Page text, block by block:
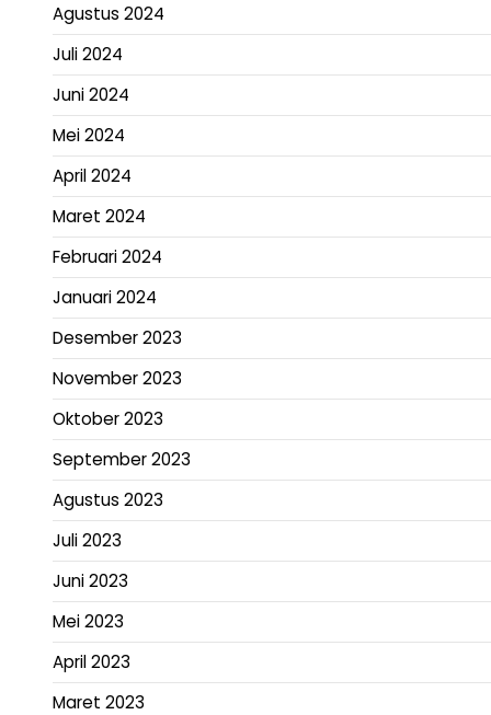
Agustus 2024
Juli 2024
Juni 2024
Mei 2024
April 2024
Maret 2024
Februari 2024
Januari 2024
Desember 2023
November 2023
Oktober 2023
September 2023
Agustus 2023
Juli 2023
Juni 2023
Mei 2023
April 2023
Maret 2023